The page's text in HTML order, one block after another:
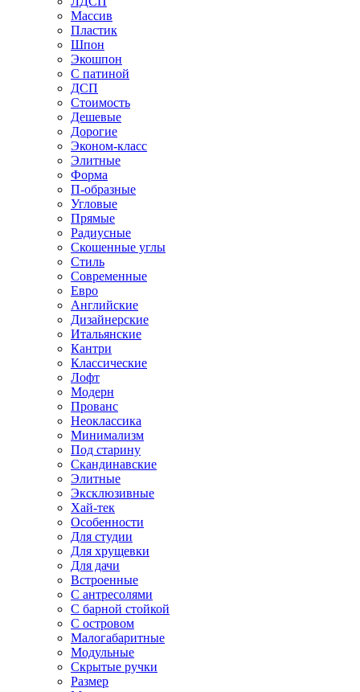
Массив
Пластик
Шпон
Экошпон
С патиной
ДСП
Стоимость
Дешевые
Дорогие
Эконом-класс
Элитные
Форма
П-образные
Угловые
Прямые
Радиусные
Скошенные углы
Стиль
Современные
Евро
Английские
Дизайнерские
Итальянские
Кантри
Классические
Лофт
Модерн
Прованс
Неоклассика
Минимализм
Под старину
Скандинавские
Элитные
Эксклюзивные
Хай-тек
Особенности
Для студии
Для хрущевки
Для дачи
Встроенные
С антресолями
С барной стойкой
С островом
Малогабаритные
Модульные
Скрытые ручки
Размер